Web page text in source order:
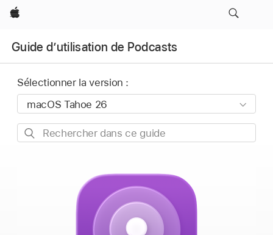
Apple
Guide d’utilisation de Podcasts
Sélectionner la version :
Rechercher